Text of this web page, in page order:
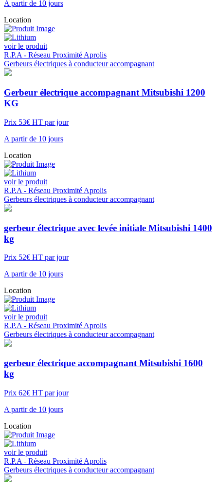
A partir de 10 jours
Location
voir le produit
R.P.A - Réseau Proximité Aprolis
Gerbeurs électriques à conducteur accompagnant
Gerbeur électrique accompagnant Mitsubishi 1200
KG
Prix 53€ HT par jour
A partir de 10 jours
Location
voir le produit
R.P.A - Réseau Proximité Aprolis
Gerbeurs électriques à conducteur accompagnant
gerbeur électrique avec levée initiale Mitsubishi 1400
kg
Prix 52€ HT par jour
A partir de 10 jours
Location
voir le produit
R.P.A - Réseau Proximité Aprolis
Gerbeurs électriques à conducteur accompagnant
gerbeur électrique accompagnant Mitsubishi 1600
kg
Prix 62€ HT par jour
A partir de 10 jours
Location
voir le produit
R.P.A - Réseau Proximité Aprolis
Gerbeurs électriques à conducteur accompagnant